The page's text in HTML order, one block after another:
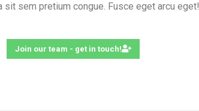
sit sem pretium congue. Fusce eget arcu eget!
Join our team - get in touch!